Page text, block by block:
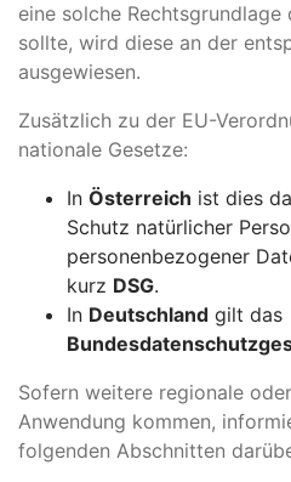
eine solche
sollte, wird diese an der
ausgewiesen.
Zusätzlich zu der EU-
nationale Gesetze:
In Österreich ist dies
Schutz natürlicher
personenbezogener
kurz DSG.
In Deutschland gilt das
Sofern weitere regionale
Anwendung kommen,
folgenden Abschnitten